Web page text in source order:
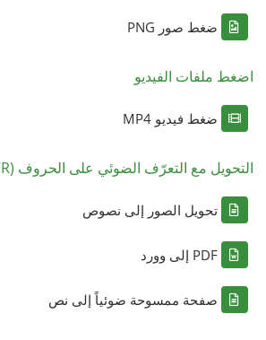
ضغط صور PNG
اضغط ملفات الفيديو
ضغط فيديو MP4
التحويل مع التعرّف الضوئي على الحروف (OCR)
تحويل الصور إلى نصوص
PDF إلى وورد
صفحة ممسوحة ضوئياً إلى نص